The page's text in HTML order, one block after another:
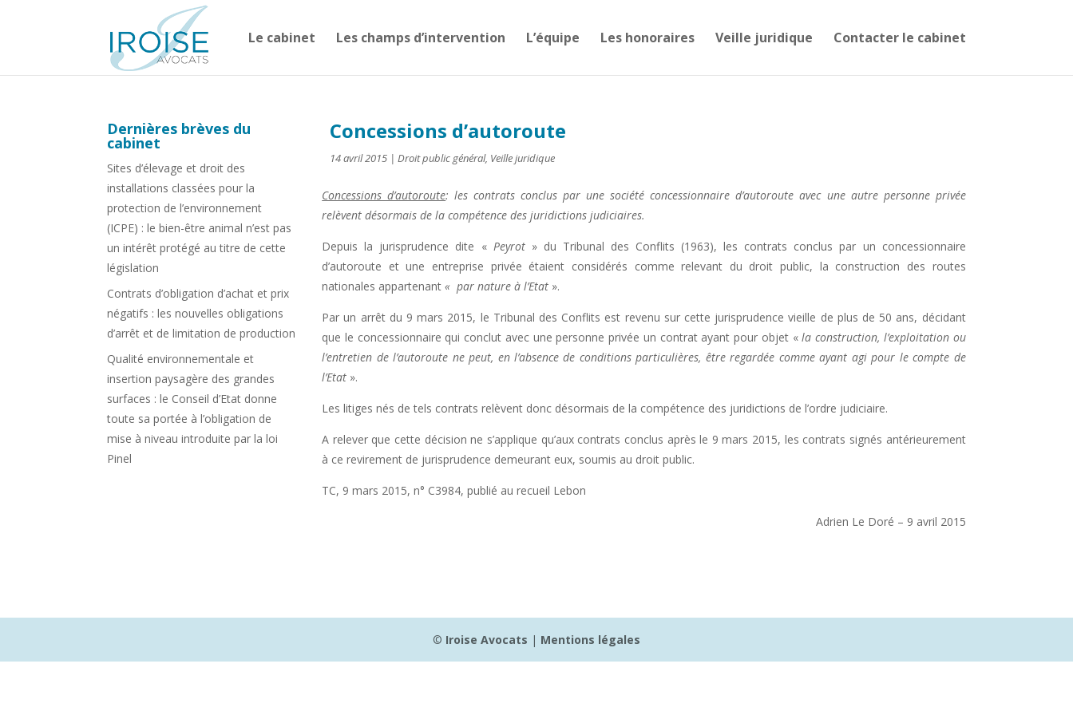
Le cabinet Les champs d’intervention L’équipe Les honoraires Veille juridique Contacter le cabinet
Concessions d’autoroute
14 avril 2015 |Droit public général, Veille juridique
Concessions d’autoroute: les contrats conclus par une société concessionnaire d’autoroute avec une autre personne privée
relèvent désormais de la compétence des juridictions judiciaires.
Depuis la jurisprudence dite « Peyrot » du Tribunal des Conflits (1963), les contrats conclus par un concessionnaire
d’autoroute et une entreprise privée étaient considérés comme relevant du droit public, la construction des routes
nationales appartenant « par nature à l’Etat ».
Par un arrêt du 9 mars 2015, le Tribunal des Conflits est revenu sur cette jurisprudence vieille de plus de 50 ans, décidant
que le concessionnaire qui conclut avec une personne privée un contrat ayant pour objet «la construction, l’exploitation ou
l’entretien de l’autoroute ne peut, en l’absence de conditions particulières, être regardée comme ayant agi pour le compte de
l’Etat ».
Les litiges nés de tels contrats relèvent donc désormais de la compétence des juridictions de l’ordre judiciaire.
A relever que cette décision ne s’applique qu’aux contrats conclus après le 9 mars 2015, les contrats signés antérieurement
à ce revirement de jurisprudence demeurant eux, soumis au droit public.
TC, 9 mars 2015, n° C3984, publié au recueil Lebon
Adrien Le Doré – 9 avril 2015
Dernières brèves du
cabinet
Sites d’élevage et droit des
installations classées pour la
protection de l’environnement
(ICPE) : le bien-être animal n’est pas
un intérêt protégé au titre de cette
législation
Contrats d’obligation d’achat et prix
négatifs : les nouvelles obligations
d’arrêt et de limitation de production
Qualité environnementale et
insertion paysagère des grandes
surfaces : le Conseil d’Etat donne
toute sa portée à l’obligation de
mise à niveau introduite par la loi
Pinel
© Iroise Avocats | Mentions légales